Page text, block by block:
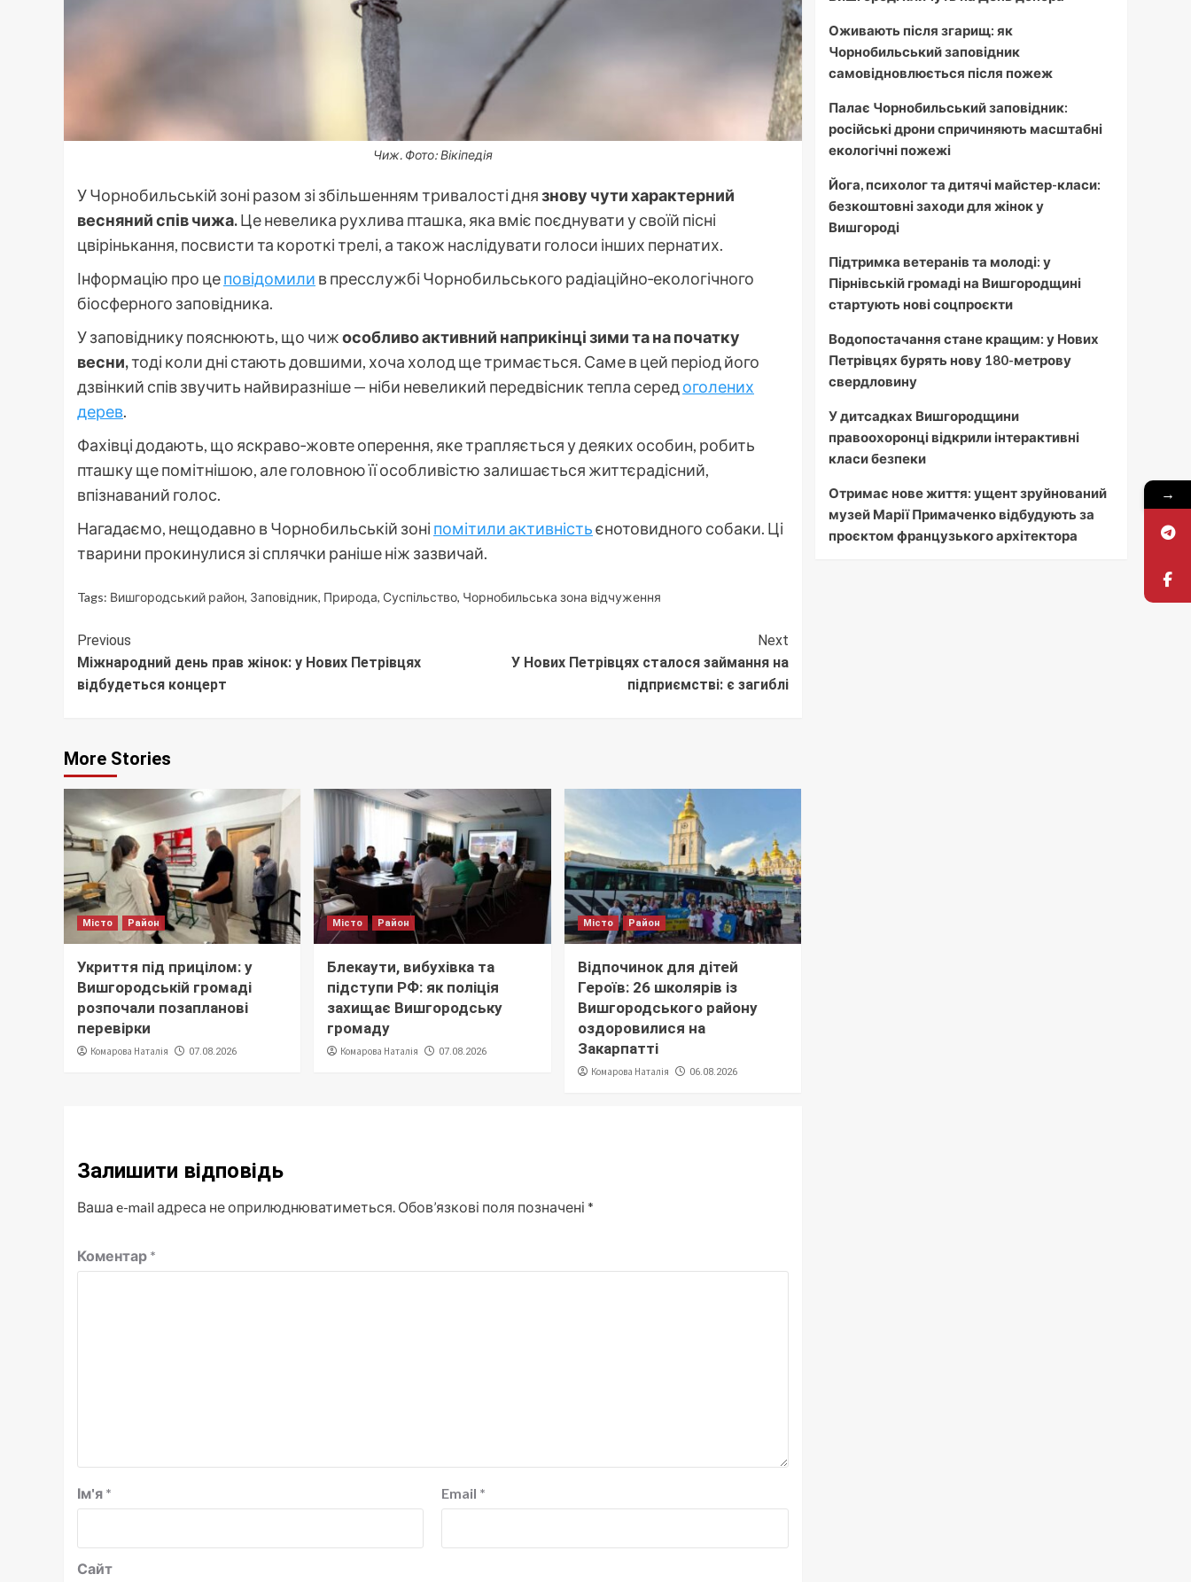
Чиж. Фото: Вікіпедія
У Чорнобильській зоні разом зі збільшенням тривалості днязнову чути характерний
весняний спів чижа.Це невелика рухлива пташка, яка вміє поєднувати у своїй пісні
цвірінькання, посвисти та короткі трелі, а також наслідувати голоси інших пернатих.
Інформацію про цеповідомили в пресслужбі Чорнобильського радіаційно‑екологічного
біосферного заповідника.
У заповіднику пояснюють, що чижособливо активний наприкінці зими та на початку
весни,тоді коли дні стають довшими, хоча холод ще тримається. Саме в цей період його
дзвінкий спів звучить найвиразніше — ніби невеликий передвісник тепла середоголених
дерев.
Фахівці додають, що яскраво‑жовте оперення, яке трапляється у деяких особин, робить
пташку ще помітнішою, але головною її особливістю залишається життєрадісний,
впізнаваний голос.
Нагадаємо, нещодавно в Чорнобильській зоні помітили активністьєнотовидного собаки. Ці
тварини прокинулися зі сплячки раніше ніж зазвичай.
Tags: Вишгородський район, Заповідник, Природа, Суспільство, Чорнобильська зона відчуження
Continue
Reading
Previous
Міжнародний день прав жінок: у Нових Петрівцях
відбудеться концерт
Next
У Нових Петрівцях сталося займання на
підприємстві: є загиблі
More Stories
Місто Район
Укриття під прицілом: у
Вишгородській громаді
розпочали позапланові
перевірки
Комарова Наталія 07.08.2026
Місто Район
Блекаути, вибухівка та
підступи РФ: як поліція
захищає Вишгородську
громаду
Комарова Наталія 07.08.2026
Місто Район
Відпочинок для дітей
Героїв: 26 школярів із
Вишгородського району
оздоровилися на
Закарпатті
Комарова Наталія 06.08.2026
Залишити відповідь
Ваша e-mail адреса не оприлюднюватиметься. Обов’язкові поля позначені *
Коментар *
Ім'я * Email *
Сайт
Оживають після згарищ: як
Чорнобильський заповідник
самовідновлюється після пожеж
Палає Чорнобильський заповідник:
російські дрони спричиняють масштабні
екологічні пожежі
Йога, психолог та дитячі майстер-класи:
безкоштовні заходи для жінок у
Вишгороді
Підтримка ветеранів та молоді: у
Пірнівській громаді на Вишгородщині
стартують нові соцпроєкти
Водопостачання стане кращим: у Нових
Петрівцях бурять нову 180-метрову
свердловину
У дитсадках Вишгородщини
правоохоронці відкрили інтерактивні
класи безпеки
Отримає нове життя: ущент зруйнований
музей Марії Примаченко відбудують за
проєктом французького архітектора
→